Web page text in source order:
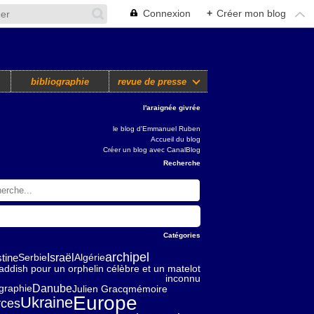
Connexion + Créer mon blog
bibliographie revue de presse
l'araignée givrée
le blog d'Emmanuel Ruben
Accueil du blog
Créer un blog avec CanalBlog
Recherche
Catégories
Serbie Israël Algériearchipel
pour un orphelin célèbre et un matelot
inconnu
DanubeJulien Gracqmémoire
UkraineEurope